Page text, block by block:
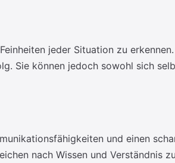
jeder Situation zu
Sie können jedoch sowohl sich
und einen
nach Wissen und Verständnis zu